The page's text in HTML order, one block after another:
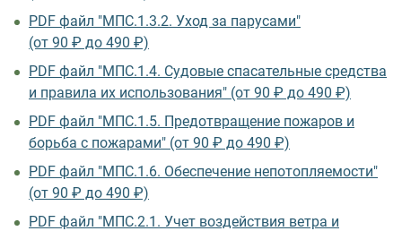
PDF файл "МПС.1.3.2. Уход за парусами"
(от 90 ₽ до 490 ₽)
PDF файл "МПС.1.4. Судовые спасательные средства
и правила их использования" (от 90 ₽ до 490 ₽)
PDF файл "МПС.1.5. Предотвращение пожаров и
борьба с пожарами" (от 90 ₽ до 490 ₽)
PDF файл "МПС.1.6. Обеспечение непотопляемости"
(от 90 ₽ до 490 ₽)
PDF файл "МПС.2.1. Учет воздействия ветра и